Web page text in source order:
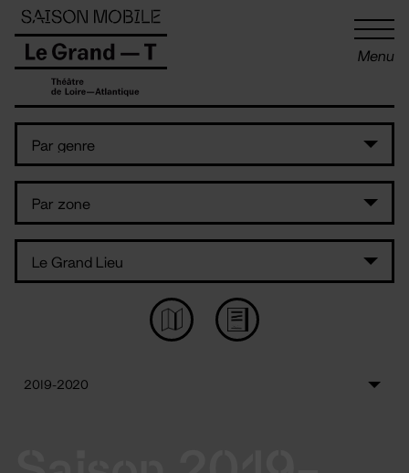
Menu
Panneau de gestion des cookies